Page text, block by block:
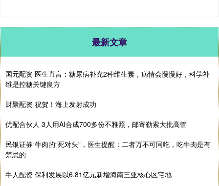
最新文章
国元配资 医生直言：糖尿病补充2种维生素，病情会慢慢好，科学补
维是控糖关键良方
财聚配资 祝贺！海上发射成功
优配合伙人 3人用AI合成700多份不雅照，邮寄勒索大批高管
民银证券 牛肉的“死对头”，医生提醒：二者万不可同吃，吃牛肉是有
禁忌的
牛人配资 保利发展以6.81亿元新增海南三亚核心区宅地